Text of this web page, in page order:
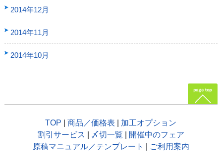
2014年12月
2014年11月
2014年10月
TOP 商品／価格表
加工オプション
割引サービス
〆切一覧
開催中のフェア
原稿マニュアル／テンプレート
ご利用案内